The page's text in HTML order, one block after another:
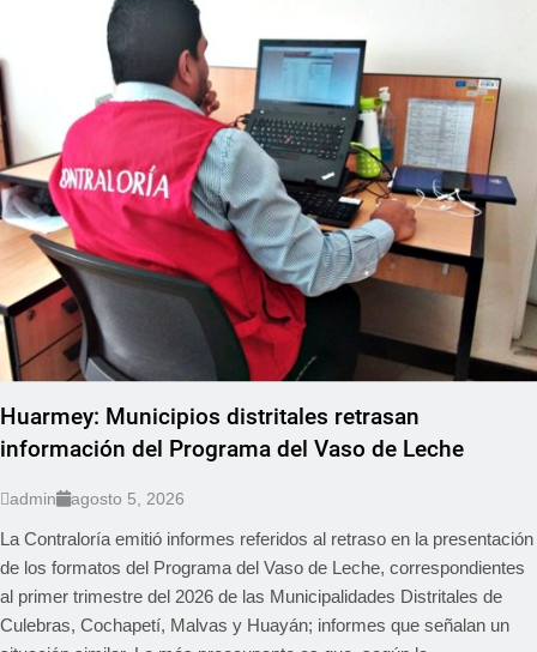
Huarmey: Municipios distritales retrasan
información del Programa del Vaso de Leche
admin agosto 5, 2026
La Contraloría emitió informes referidos al retraso en la presentación
de los formatos del Programa del Vaso de Leche, correspondientes
al primer trimestre del 2026 de las Municipalidades Distritales de
Culebras, Cochapetí, Malvas y Huayán; informes que señalan un